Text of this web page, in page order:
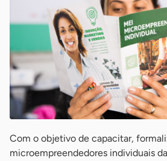
Com o objetivo de capacitar,
microempreendedores individuais